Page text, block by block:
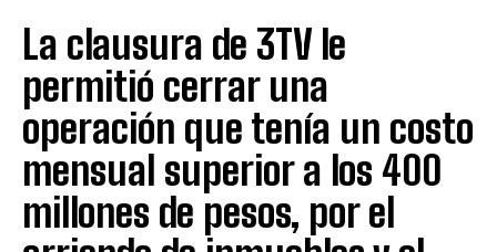
La clausura de 3TV le
permitió cerrar una
operación que tenía un costo
mensual superior a los 400
millones de pesos, por el